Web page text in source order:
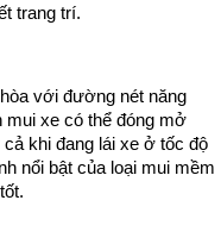
trang trí.
với đường nét năng
mui xe có thể đóng mở
khi đang lái xe ở tốc độ
nổi bật của loại mui mềm